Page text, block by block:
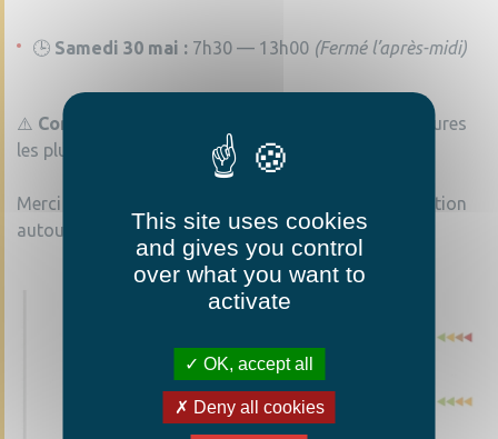
🕒 Samedi 30 mai : 7h30 — 13h00 (Fermé l’après-midi)
⚠️ Conseil :
Prenez vos dispositions et venez aux heures
les plus fraîches. Restez hydratés ! 💧
Merci de votre compréhension et partagez l’information
autour de vous ! 🔄This site uses cookies
and gives you control
over what you want to
activate
OK, accept all
Deny all cookies